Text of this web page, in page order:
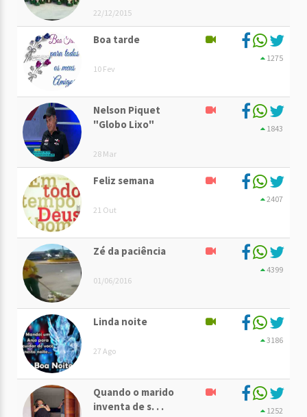
22/12/2015
Boa tarde
10 Fev
1275
Nelson Piquet
"Globo Lixo"
28 Mar
1843
Feliz semana
21 Out
2407
Zé da paciência
01/06/2016
4399
Linda noite
27 Ago
3186
Quando o marido
inventa de s. . .
1252